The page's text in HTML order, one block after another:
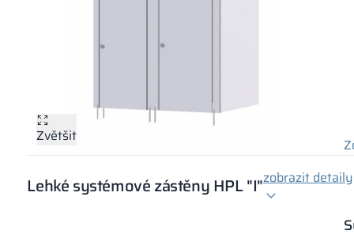
Zvětšit
Lehké systémové zástěny HPL "I"zobrazit detaily